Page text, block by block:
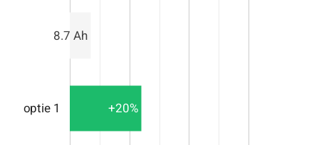
optie 1
8.7 Ah
+20%